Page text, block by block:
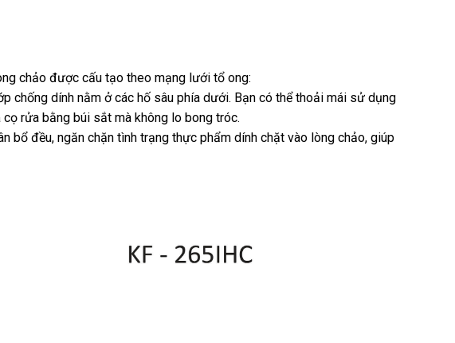
chảo được cấu tạo theo mạng lưới tổ ong:
chống dính nằm ở các hố sâu phía dưới. Bạn có thể thoải mái sử dụng
rửa bằng búi sắt mà không lo bong tróc.
bổ đều, ngăn chặn tình trạng thực phẩm dính chặt vào lòng chảo, giúp